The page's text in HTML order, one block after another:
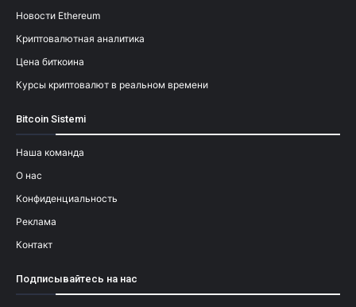
Новости Ethereum
Криптовалютная аналитика
Цена биткоина
Курсы криптовалют в реальном времени
Bitcoin Sistemi
Наша команда
О нас
Конфиденциальность
Реклама
Контакт
Подписывайтесь на нас